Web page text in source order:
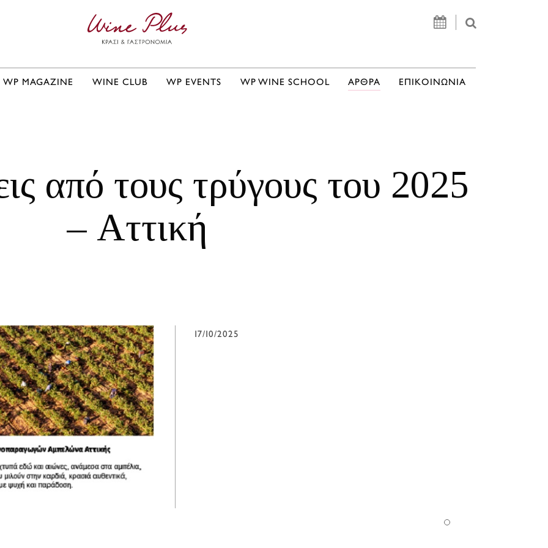
WP MAGAZINE WINE CLUB WP EVENTS WP WINE SCHOOL ΑΡΘΡΑ ΕΠΙΚΟΙΝΩΝΙΑ
από τους τρύγους του 2025
– Αττική
17/10/2025